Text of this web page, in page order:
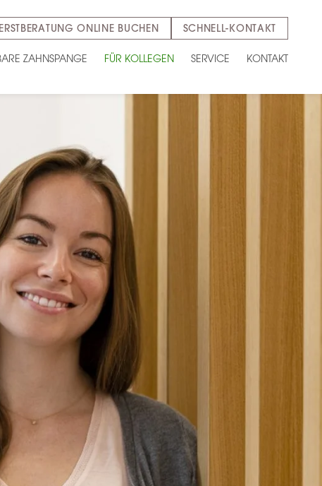
ZAHNSPANGE FÜR KOLLEGEN SERVICE KONTAKT
ERSTBERATUNG ONLINE BUCHEN SCHNELL-KONTAKT